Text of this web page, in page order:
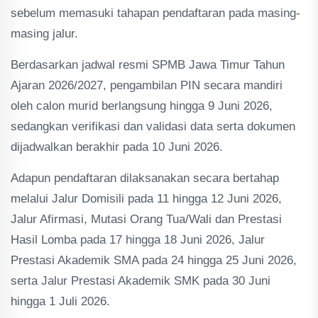
sebelum memasuki tahapan pendaftaran pada masing-
masing jalur.
Berdasarkan jadwal resmi SPMB Jawa Timur Tahun
Ajaran 2026/2027, pengambilan PIN secara mandiri
oleh calon murid berlangsung hingga 9 Juni 2026,
sedangkan verifikasi dan validasi data serta dokumen
dijadwalkan berakhir pada 10 Juni 2026.
Adapun pendaftaran dilaksanakan secara bertahap
melalui Jalur Domisili pada 11 hingga 12 Juni 2026,
Jalur Afirmasi, Mutasi Orang Tua/Wali dan Prestasi
Hasil Lomba pada 17 hingga 18 Juni 2026, Jalur
Prestasi Akademik SMA pada 24 hingga 25 Juni 2026,
serta Jalur Prestasi Akademik SMK pada 30 Juni
hingga 1 Juli 2026.